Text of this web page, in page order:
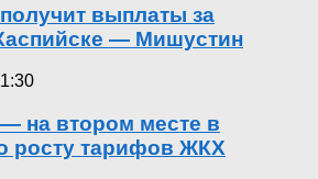
выплаты за
— Мишустин
— на втором месте в
росту тарифов ЖКХ